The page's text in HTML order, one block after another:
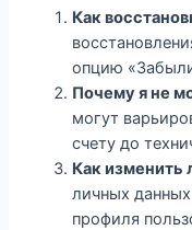
Как
опцию
Почему я не
могут
счету до
Как изменить
личных
профиля